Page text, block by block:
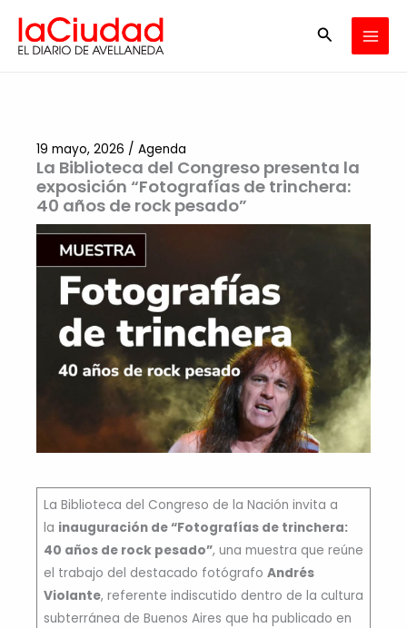
contenido
Buscar
La Biblioteca del Congreso presenta la
exposición “Fotografías de trinchera:
40 años de rock pesado”
19 mayo, 2026 / Agenda
La Biblioteca del Congreso de la Nación invita a
la inauguración de “Fotografías de trinchera:
40 años de rock pesado”, una muestra que reúne
el trabajo del destacado fotógrafo Andrés
Violante, referente indiscutido dentro de la cultura
subterránea de Buenos Aires que ha publicado en